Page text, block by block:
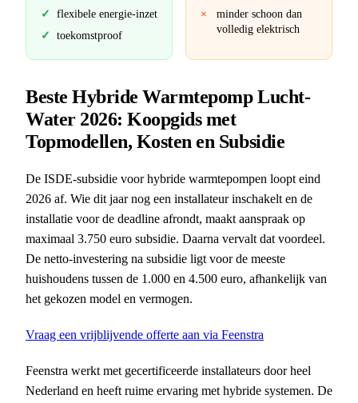
flexibele energie-inzet
toekomstproof
minder schoon dan
volledig elektrisch
Beste Hybride Warmtepomp Lucht-
Water 2026: Koopgids met
Topmodellen, Kosten en Subsidie
De ISDE-subsidie voor hybride warmtepompen loopt eind
2026 af. Wie dit jaar nog een installateur inschakelt en de
installatie voor de deadline afrondt, maakt aanspraak op
maximaal 3.750 euro subsidie. Daarna vervalt dat voordeel.
De netto-investering na subsidie ligt voor de meeste
huishoudens tussen de 1.000 en 4.500 euro, afhankelijk van
het gekozen model en vermogen.
Vraag een vrijblijvende offerte aan via Feenstra
Feenstra werkt met gecertificeerde installateurs door heel
Nederland en heeft ruime ervaring met hybride systemen. De